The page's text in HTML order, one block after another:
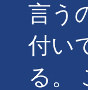
言う
付い
る。